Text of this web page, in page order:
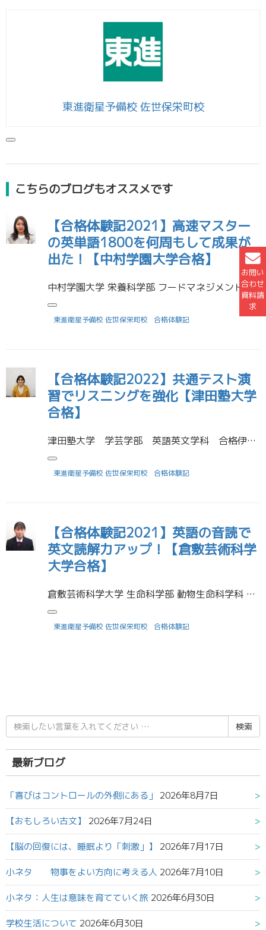
お問い
合わせ
資料請
求
東進衛星予備校 佐世保栄町校
こちらのブログもオススメです
【合格体験記2021】高速マスター
の英単語1800を何周もして成果が
出た！【中村学園大学合格】
中村学園大学 栄養科学部 フードマネジメント学科 合格佐世保南高校 卒業小川 瑞姫さん 受験に役立った勉強法を教えてください 文法や単語を最後までしっかり覚えることを意識していました。演習とやり直しを繰り返すことで得点力 […]
東進衛星予備校 佐世保栄町校 合格体験記
【合格体験記2022】共通テスト演
習でリスニングを強化【津田塾大学
合格】
津田塾大学 学芸学部 英語英文学科 合格伊藤 遥さん佐世保北高校 卒業 受験に役立った勉強法を教えてください とにかく毎日英語に触れることを気をつけた。特にリスニングは、東進の共通テスト演習で毎日１０分以上は聴くようにし […]
東進衛星予備校 佐世保栄町校 合格体験記
【合格体験記2021】英語の音読で
英文読解力アップ！【倉敷芸術科学
大学合格】
倉敷芸術科学大学 生命科学部 動物生命科学科 合格佐世保東翔高校 卒業町田 礼さん 受験に役立った勉強法を教えてください 私は英語の勉強の仕方がわからず苦手でした。ですが、東進の渡辺先生の英語講座を受け、一番音読をする事 […]
東進衛星予備校 佐世保栄町校 合格体験記
検
索
結
果:
最新ブログ
「喜びはコントロールの外側にある」 2026年8月7日
【おもしろい古文】 2026年7月24日
【脳の回復には、睡眠より「刺激」】 2026年7月17日
小ネタ 物事をよい方向に考える人 2026年7月10日
小ネタ：人生は意味を育てていく旅 2026年6月30日
学校生活について 2026年6月30日